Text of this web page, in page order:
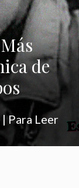
de
|Para Leer